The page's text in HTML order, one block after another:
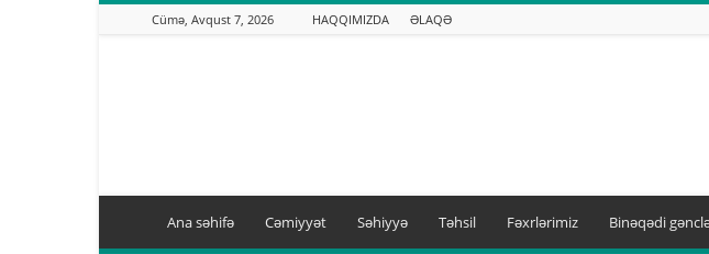
Cümə, Avqust 7, 2026 HAQQIMIZDA ƏLAQƏ
Ana səhifə Cəmiyyət Səhiyyə Təhsil Fəxrlərimiz Binəqədi